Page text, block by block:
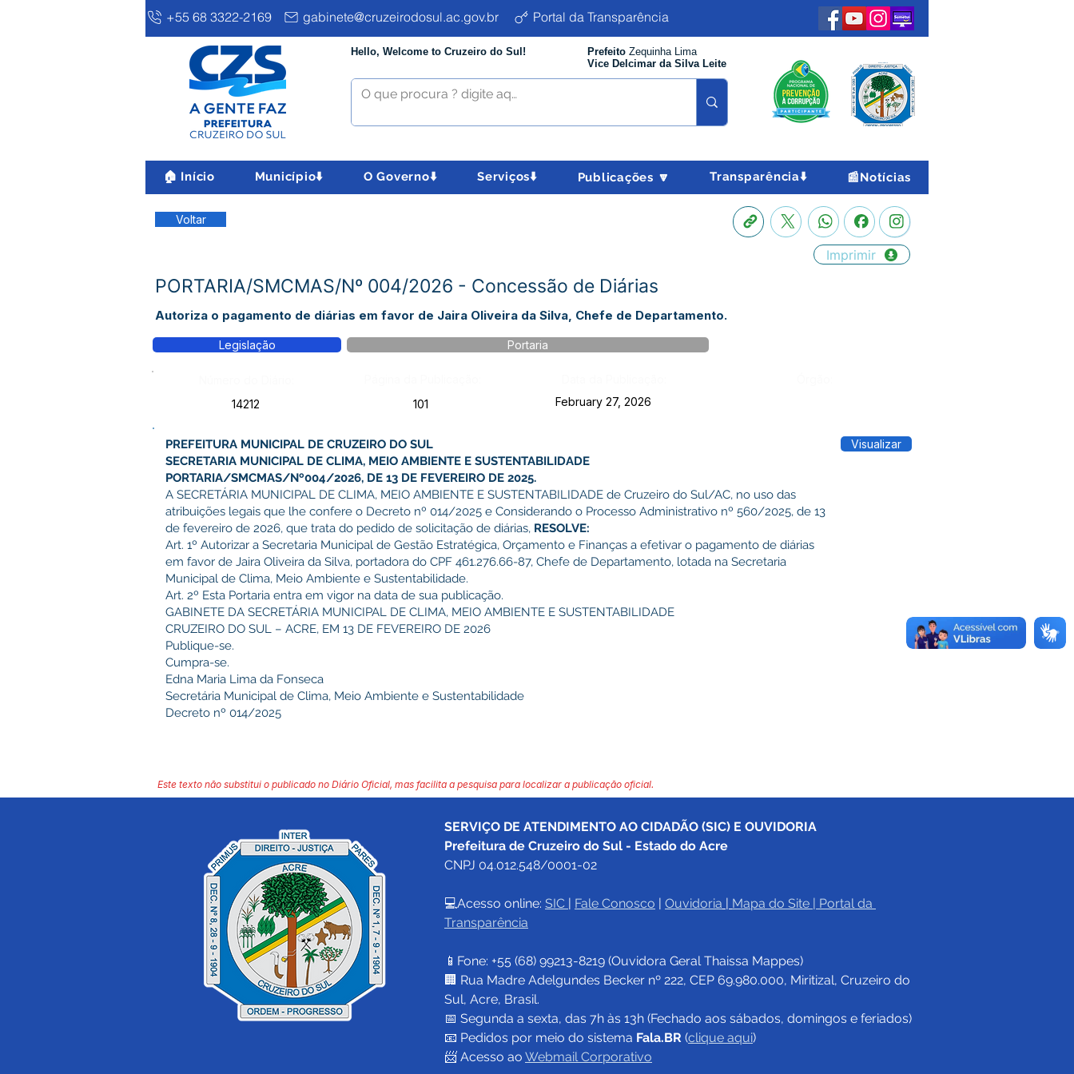
+55 68 3322-2169 gabinete@cruzeirodosul.ac.gov.br Portal da Transparência
Hello, Welcome to Cruzeiro do Sul! Prefeito Zequinha Lima
Vice Delcimar da Silva Leite
🏠 Início Município⬇️ O Governo⬇️ Serviços⬇️ Publicações 🔽 Transparência⬇️ 📰Notícias
Voltar
Imprimir
PORTARIA/SMCMAS/Nº 004/2026 - Concessão de Diárias
Autoriza o pagamento de diárias em favor de Jaira Oliveira da Silva, Chefe de Departamento.
Legislação Portaria
14212
101 February 27, 2026
PREFEITURA MUNICIPAL DE CRUZEIRO DO SUL
SECRETARIA MUNICIPAL DE CLIMA, MEIO AMBIENTE E SUSTENTABILIDADE
PORTARIA/SMCMAS/Nº004/2026, DE 13 DE FEVEREIRO DE 2025.
A SECRETÁRIA MUNICIPAL DE CLIMA, MEIO AMBIENTE E SUSTENTABILIDADE de Cruzeiro do Sul/AC, no uso das
atribuições legais que lhe confere o Decreto nº 014/2025 e Considerando o Processo Administrativo nº 560/2025, de 13
de fevereiro de 2026, que trata do pedido de solicitação de diárias, RESOLVE:
Art. 1º Autorizar a Secretaria Municipal de Gestão Estratégica, Orçamento e Finanças a efetivar o pagamento de diárias
em favor de Jaira Oliveira da Silva, portadora do CPF 461.276.66-87, Chefe de Departamento, lotada na Secretaria
Municipal de Clima, Meio Ambiente e Sustentabilidade.
Art. 2º Esta Portaria entra em vigor na data de sua publicação.
GABINETE DA SECRETÁRIA MUNICIPAL DE CLIMA, MEIO AMBIENTE E SUSTENTABILIDADE
CRUZEIRO DO SUL – ACRE, EM 13 DE FEVEREIRO DE 2026
Publique-se.
Cumpra-se.
Edna Maria Lima da Fonseca
Secretária Municipal de Clima, Meio Ambiente e Sustentabilidade
Decreto nº 014/2025
Visualizar
Este texto não substitui o publicado no Diário Oficial, mas facilita a pesquisa para localizar a publicação oficial.
SERVIÇO DE ATENDIMENTO AO CIDADÃO (SIC) E OUVIDORIA
Prefeitura de Cruzeiro do Sul - Estado do Acre
CNPJ 04.012.548/0001-02
💻Acesso online: SIC | Fale Conosco | Ouvidoria | Mapa do Site | Portal da
Transparência
📱Fone: +55 (68) 99213-8219 (Ouvidora Geral Thaissa Mappes)
🏢 Rua Madre Adelgundes Becker nº 222, CEP 69.980.000, Miritizal, Cruzeiro do
Sul, Acre, Brasil.
📅 Segunda a sexta, das 7h às 13h (Fechado aos sábados, domingos e feriados)
📧 Pedidos por meio do sistema Fala.BR (clique aqui)
📨 Acesso ao Webmail Corporativo